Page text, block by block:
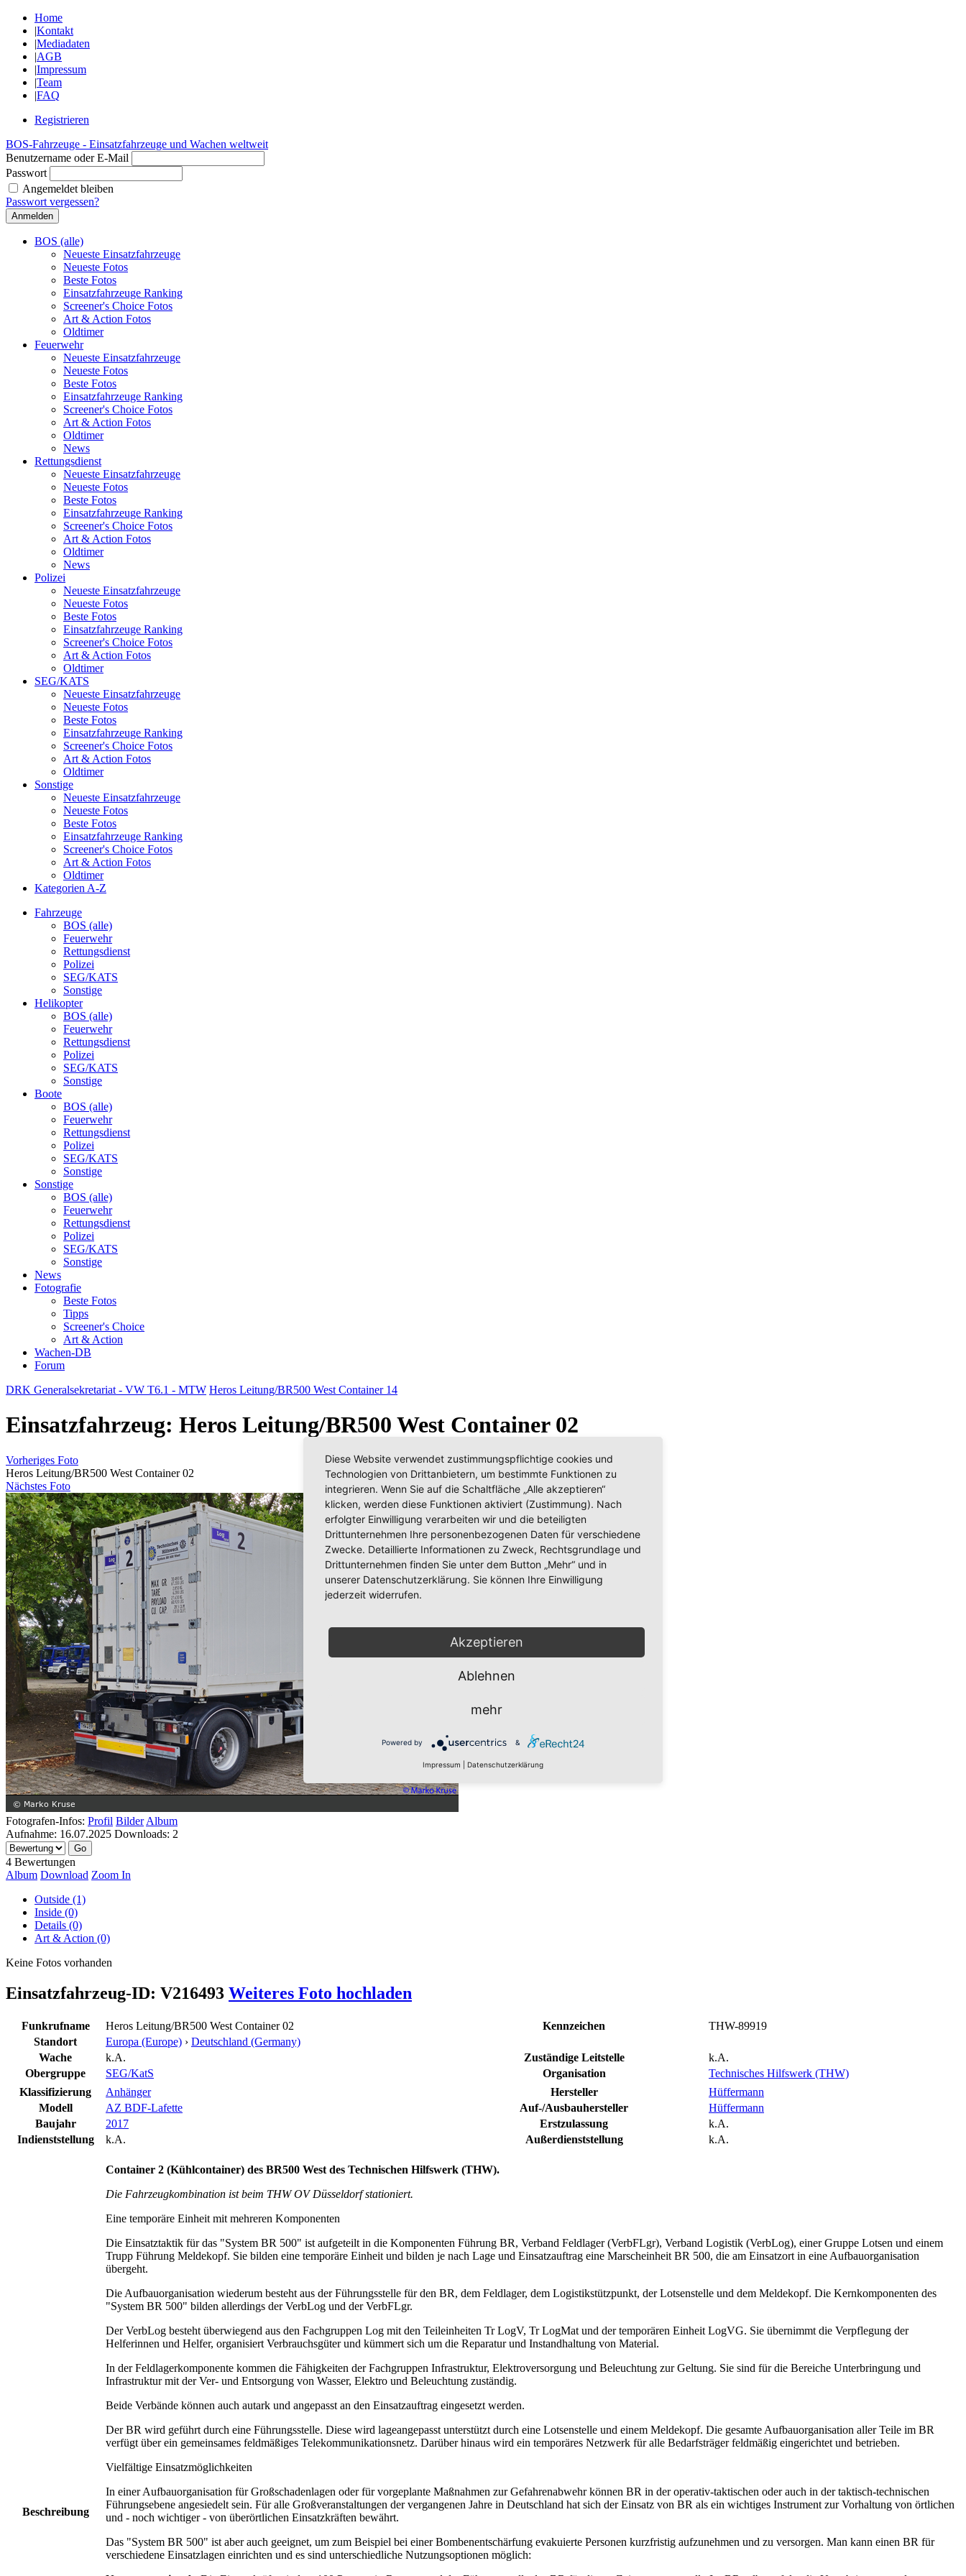
Home
|Kontakt
|Mediadaten
|AGB
|Impressum
|Team
|FAQ
Registrieren
BOS-Fahrzeuge - Einsatzfahrzeuge und Wachen weltweit
Benutzername oder E-Mail
Passwort
Angemeldet bleiben
Passwort vergessen?
BOS (alle)
Neueste Einsatzfahrzeuge
Neueste Fotos
Beste Fotos
Einsatzfahrzeuge Ranking
Screener's Choice Fotos
Art & Action Fotos
Oldtimer
Feuerwehr
Neueste Einsatzfahrzeuge
Neueste Fotos
Beste Fotos
Einsatzfahrzeuge Ranking
Screener's Choice Fotos
Art & Action Fotos
Oldtimer
News
Rettungsdienst
Neueste Einsatzfahrzeuge
Neueste Fotos
Beste Fotos
Einsatzfahrzeuge Ranking
Screener's Choice Fotos
Art & Action Fotos
Oldtimer
News
Polizei
Neueste Einsatzfahrzeuge
Neueste Fotos
Beste Fotos
Einsatzfahrzeuge Ranking
Screener's Choice Fotos
Art & Action Fotos
Oldtimer
SEG/KATS
Neueste Einsatzfahrzeuge
Neueste Fotos
Beste Fotos
Einsatzfahrzeuge Ranking
Screener's Choice Fotos
Art & Action Fotos
Oldtimer
Sonstige
Neueste Einsatzfahrzeuge
Neueste Fotos
Beste Fotos
Einsatzfahrzeuge Ranking
Screener's Choice Fotos
Art & Action Fotos
Oldtimer
Kategorien A-Z
Fahrzeuge
BOS (alle)
Feuerwehr
Rettungsdienst
Polizei
SEG/KATS
Sonstige
Helikopter
BOS (alle)
Feuerwehr
Rettungsdienst
Polizei
SEG/KATS
Sonstige
Boote
BOS (alle)
Feuerwehr
Rettungsdienst
Polizei
SEG/KATS
Sonstige
Sonstige
BOS (alle)
Feuerwehr
Rettungsdienst
Polizei
SEG/KATS
Sonstige
News
Fotografie
Beste Fotos
Tipps
Screener's Choice
Art & Action
Wachen-DB
Forum
DRK Generalsekretariat - VW T6.1 - MTW Heros Leitung/BR500 West Container 14
Einsatzfahrzeug: Heros Leitung/BR500 West Container 02
Vorheriges Foto
Heros Leitung/BR500 West Container 02
Nächstes Foto
Fotografen-Infos: Profil Bilder Album
Aufnahme: 16.07.2025 Downloads: 2
4 Bewertungen
Album Download Zoom In
Outside (1)
Inside (0)
Details (0)
Art & Action (0)
Keine Fotos vorhanden
Einsatzfahrzeug-ID: V216493 Weiteres Foto hochladen
Funkrufname Heros Leitung/BR500 West Container 02 Kennzeichen
THW-89919
Standort
Europa (Europe) › Deutschland (Germany)
Wache
k.A. Zuständige Leitstelle
k.A.
Obergruppe
SEG/KatS Organisation
Technisches Hilfswerk (THW)
Klassifizierung
Anhänger Hersteller
Hüffermann
Modell
AZ BDF-Lafette Auf-/Ausbauhersteller
Hüffermann
Baujahr
2017 Erstzulassung
k.A.
Indienststellung
k.A. Außerdienststellung k.A.
Beschreibung
Container 2 (Kühlcontainer) des BR500 West des Technischen Hilfswerk (THW).
Die Fahrzeugkombination ist beim THW OV Düsseldorf stationiert.
Eine temporäre Einheit mit mehreren Komponenten
Die Einsatztaktik für das "System BR 500" ist aufgeteilt in die Komponenten Führung BR, Verband Feldlager (VerbFLgr), Verband Logistik (VerbLog), einer Gruppe Lotsen und einem
Trupp Führung Meldekopf. Sie bilden eine temporäre Einheit und bilden je nach Lage und Einsatzauftrag eine Marscheinheit BR 500, die am Einsatzort in eine Aufbauorganisation
übergeht.
Die Aufbauorganisation wiederum besteht aus der Führungsstelle für den BR, dem Feldlager, dem Logistikstützpunkt, der Lotsenstelle und dem Meldekopf. Die Kernkomponenten des
"System BR 500" bilden allerdings der VerbLog und der VerbFLgr.
Der VerbLog besteht überwiegend aus den Fachgruppen Log mit den Teileinheiten Tr LogV, Tr LogMat und der temporären Einheit LogVG. Sie übernimmt die Verpflegung der
Helferinnen und Helfer, organisiert Verbrauchsgüter und kümmert sich um die Reparatur und Instandhaltung von Material.
In der Feldlagerkomponente kommen die Fähigkeiten der Fachgruppen Infrastruktur, Elektroversorgung und Beleuchtung zur Geltung. Sie sind für die Bereiche Unterbringung und
Infrastruktur mit der Ver- und Entsorgung von Wasser, Elektro und Beleuchtung zuständig.
Beide Verbände können auch autark und angepasst an den Einsatzauftrag eingesetzt werden.
Der BR wird geführt durch eine Führungsstelle. Diese wird lageangepasst unterstützt durch eine Lotsenstelle und einem Meldekopf. Die gesamte Aufbauorganisation aller Teile im BR
verfügt über ein gemeinsames feldmäßiges Telekommunikationsnetz. Darüber hinaus wird ein temporäres Netzwerk für alle Bedarfsträger feldmäßig eingerichtet und betrieben.
Vielfältige Einsatzmöglichkeiten
In einer Aufbauorganisation für Großschadenlagen oder für vorgeplante Maßnahmen zur Gefahrenabwehr können BR in der operativ-taktischen oder auch in der taktisch-technischen
Führungsebene angesiedelt sein. Für alle Großveranstaltungen der vergangenen Jahre in Deutschland hat sich der Einsatz von BR als ein wichtiges Instrument zur Vorhaltung von örtlichen
und - noch wichtiger - von überörtlichen Einsatzkräften bewährt.
Das "System BR 500" ist aber auch geeignet, um zum Beispiel bei einer Bombenentschärfung evakuierte Personen kurzfristig aufzunehmen und zu versorgen. Man kann einen BR für
verschiedene Einsatzlagen einrichten und es sind unterschiedliche Nutzungsoptionen möglich:
Diese Website verwendet zustimmungspflichtige cookies und
Technologien von Drittanbietern, um bestimmte Funktionen zu
integrieren. Wenn Sie auf die Schaltfläche „Alle akzeptieren“
klicken, werden diese Funktionen aktiviert (Zustimmung). Nach
erfolgter Einwilligung verarbeiten wir und die beteiligten
Drittunternehmen Ihre personenbezogenen Daten für verschiedene
Zwecke. Detaillierte Informationen zu Zweck, Rechtsgrundlage und
Drittunternehmen finden Sie unter dem Button „Mehr“ und in
unserer Datenschutzerklärung. Sie können Ihre Einwilligung
jederzeit widerrufen.
Akzeptieren
Ablehnen
mehr
Powered by &
Impressum Datenschutzerklärung